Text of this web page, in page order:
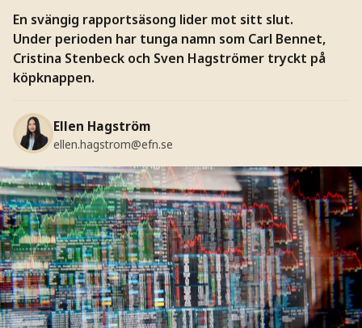
En svängig rapportsäsong lider mot sitt slut.
Under perioden har tunga namn som Carl Bennet,
Cristina Stenbeck och Sven Hagströmer tryckt på
köpknappen.
Ellen Hagström
ellen.hagstrom@efn.se